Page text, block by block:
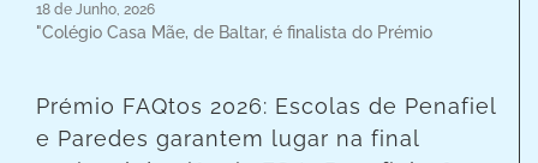
18 de Junho, 2026
"Colégio Casa Mãe, de Baltar, é finalista do Prémio
Prémio FAQtos 2026: Escolas de Penafiel
e Paredes garantem lugar na final